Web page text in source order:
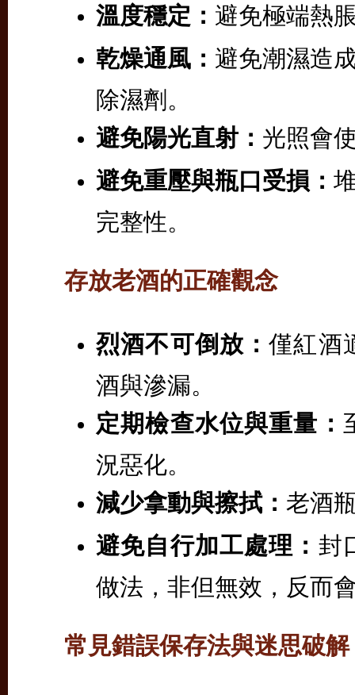
溫度穩定： 避免極端熱
乾燥通風： 避免潮濕造
除濕劑。
避免陽光直射： 光照會
避免重壓與瓶口受損：
完整性。
存放老酒的正確觀念
烈酒不可倒放：僅紅酒
酒與滲漏。
定期檢查水位與重量：
況惡化。
減少拿動與擦拭： 老酒
避免自行加工處理： 封
做法，非但無效，反而
常見錯誤保存法與迷思破解